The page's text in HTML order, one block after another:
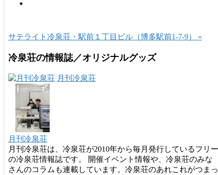
サテライト冷泉荘・駅前１丁目ビル（博多駅前1-7-9） »
冷泉荘の情報誌／オリジナルグッズ
月刊冷泉荘
月刊冷泉荘
月刊冷泉荘は、冷泉荘が2010年から毎月発行しているフリー
の冷泉荘情報誌です。 開催イベント情報や、冷泉荘のみな
さんのコラムも連載しています。冷泉荘のあれこれがつまっ